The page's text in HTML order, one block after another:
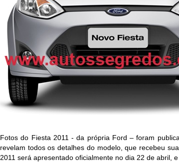
Fotos do Fiesta 2011 - da própria Ford – foram
revelam todos os detalhes do modelo, que recebeu
2011 será apresentado oficialmente no dia 22 de abril,